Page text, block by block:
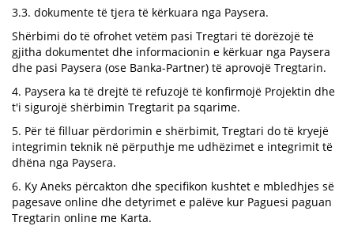
3.3. dokumente të tjera të kërkuara nga Paysera.
Shërbimi do të ofrohet vetëm pasi Tregtari të dorëzojë të
gjitha dokumentet dhe informacionin e kërkuar nga Paysera
dhe pasi Paysera (ose Banka-Partner) të aprovojë Tregtarin.
4. Paysera ka të drejtë të refuzojë të konfirmojë Projektin dhe
t'i sigurojë shërbimin Tregtarit pa sqarime.
5. Për të filluar përdorimin e shërbimit, Tregtari do të kryejë
integrimin teknik në përputhje me udhëzimet e integrimit të
dhëna nga Paysera.
6. Ky Aneks përcakton dhe specifikon kushtet e mbledhjes së
pagesave online dhe detyrimet e palëve kur Paguesi paguan
Tregtarin online me Karta.